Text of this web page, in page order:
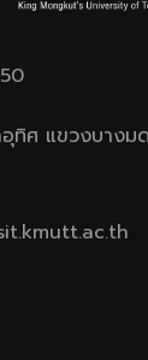
อุทิศ แขวงบางม